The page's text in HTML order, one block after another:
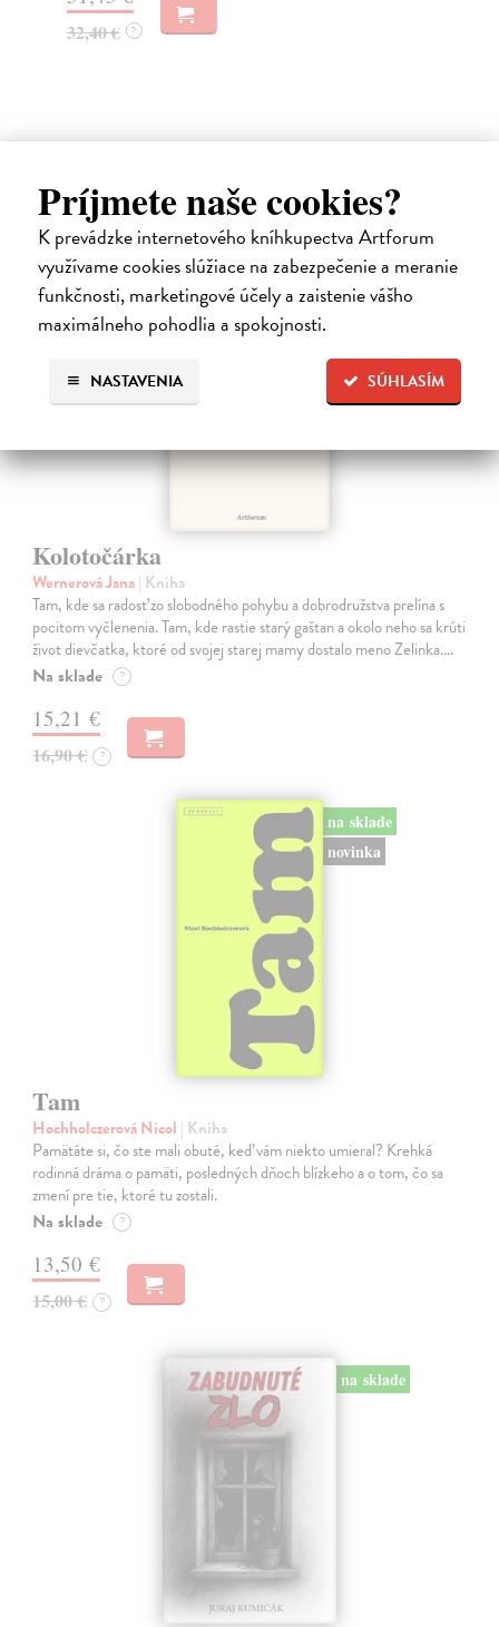
Príjmete naše cookies?
K prevádzke internetového kníhkupectva Artforum
využívame cookies slúžiace na zabezpečenie a meranie
funkčnosti, marketingové účely a zaistenie vášho
maximálneho pohodlia a spokojnosti.
SÚHLASÍM
NASTAVENIA
32,40 € ?
beletria
na sklade
Kolotočárka
Wernerová Jana| Kniha
Tam, kde sa radosť zo slobodného pohybu a dobrodružstva prelína s
pocitom vyčlenenia. Tam, kde rastie starý gaštan a okolo neho sa krúti
život dievčatka, ktoré od svojej starej mamy dostalo meno Zelinka.…
Na sklade ?
15,21 €
16,90 € ?
na sklade
novinka
Tam
Hochholczerová Nicol | Kniha
Pamätáte si, čo ste mali obuté, keď vám niekto umieral? Krehká
rodinná dráma o pamäti, posledných dňoch blízkeho a o tom, čo sa
zmení pre tie, ktoré tu zostali.
Na sklade ?
13,50 €
15,00 € ?
na sklade